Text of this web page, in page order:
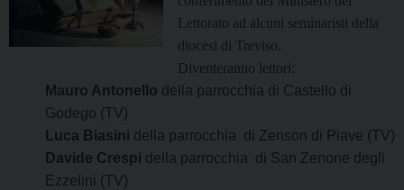
Lettorato ad alcuni seminaristi della
diocesi di Treviso.
Diventeranno lettori:
Mauro Antonello della parrocchia di Castello di
Godego (TV)
Luca Biasini della parrocchia di Zenson di Piave (TV)
Davide Crespi della parrocchia
di San Zenone degli
Ezzelini (TV)